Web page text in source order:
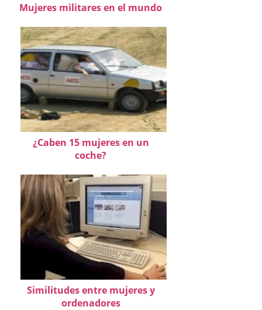
Mujeres militares en el mundo
¿Caben 15 mujeres en un
coche?
Similitudes entre mujeres y
ordenadores